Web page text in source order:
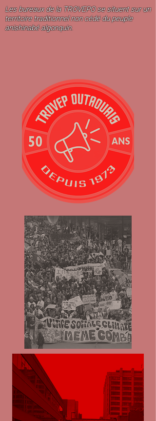
Les bureaux de la TROVEPO se situent sur un
territoire traditionnel non cédé du peuple
anishinabé algonquin.